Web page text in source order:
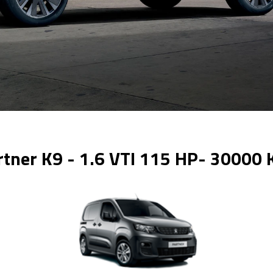
K9 - 1.6 VTI 115 HP- 30000